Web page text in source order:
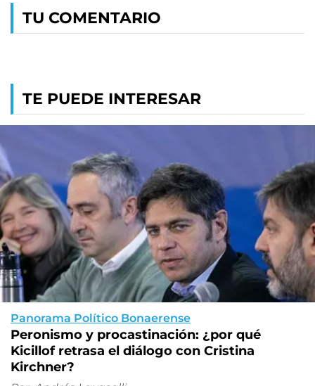
TU COMENTARIO
TE PUEDE INTERESAR
Panorama Político Bonaerense
Peronismo y procastinación: ¿por qué
Kicillof retrasa el diálogo con Cristina
Kirchner?